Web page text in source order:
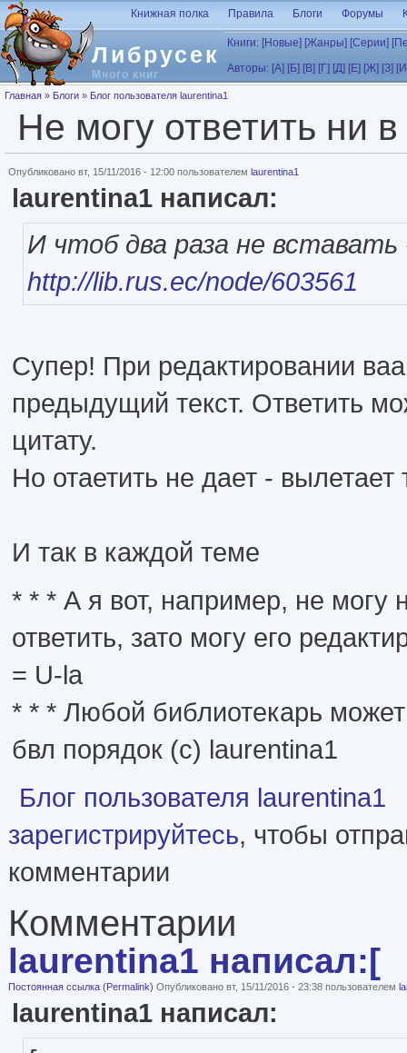
Перейти к основному содержанию
Либрусек
Много книг
Книжная полка Правила Блоги Форумы
Книги: [Новые] [Жанры] [Серии]
Авторы: [А] [Б] [В] [Г] [Д] [Е] [Ж] [З]
Вы здесь
Главная » Блоги » Блог пользователя laurentina1
Не могу ответить ни
Опубликовано вт, 15/11/2016 - 12:00 пользователем laurentina1
laurentina1 написал:
И чтоб два раза не вставать
http://lib.rus.ec/node/603561
Супер! При редактировании
предыдущий текст. Ответить
цитату.
Но отаетить не дает - вылетает
И так в каждой теме
* * * А я вот, например, не могу
ответить, зато могу его
= U-la
* * * Любой библиотекарь
бвл порядок (с) laurentina1
Блог пользователя laurentina1
зарегистрируйтесь, чтобы
комментарии
Комментарии
laurentina1 написал:[
Постоянная ссылка (Permalink) Опубликовано вт, 15/11/2016 - 23:38 пользователем
laurentina1 написал: